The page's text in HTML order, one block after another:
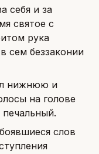
себя и за
святое с
рука
сем беззаконии
нижнюю и
на голове
слов